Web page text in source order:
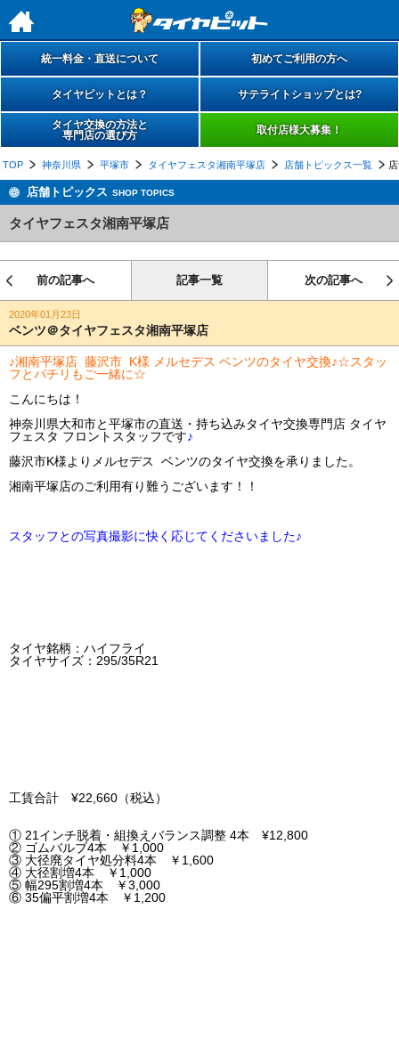
h
統一料金・直送について 初めてご利用の方へ
タイヤピットとは？ サテライトショップとは?
タイヤ交換の方法と
専門店の選び方
取付店様大募集！
TOP 神奈川県 平塚市 タイヤフェスタ湘南平塚店 店舗トピックス一覧
店舗トピックス SHOP TOPICS
タイヤフェスタ湘南平塚店
前の記事へ 記事一覧 次の記事へ
2020年01月23日
ベンツ＠タイヤフェスタ湘南平塚店
♪湘南平塚店 藤沢市 K様 メルセデス ベンツのタイヤ交換♪☆スタッ
フとパチリもご一緒に☆
こんにちは！
神奈川県大和市と平塚市の直送・‪‎持ち込みタイヤ交換専門店‬ タイヤ
フェスタ フロントスタッフです♪
藤沢市K様よりメルセデス ベンツのタイヤ交換を承りました。
湘南平塚店のご利用有り難うございます！！
スタッフとの写真撮影に快く応じてくださいました♪
タイヤ銘柄：ハイフライ
タイヤサイズ：295/35R21
工賃合計 ¥22,660（税込）
① 21インチ脱着・組換えバランス調整 4本 ¥12,800
② ゴムバルブ4本 ￥1,000
③ 大径廃タイヤ処分料4本 ￥1,600
④ 大径割増4本 ￥1,000
⑤ 幅295割増4本 ￥3,000
⑥ 35偏平割増4本 ￥1,200